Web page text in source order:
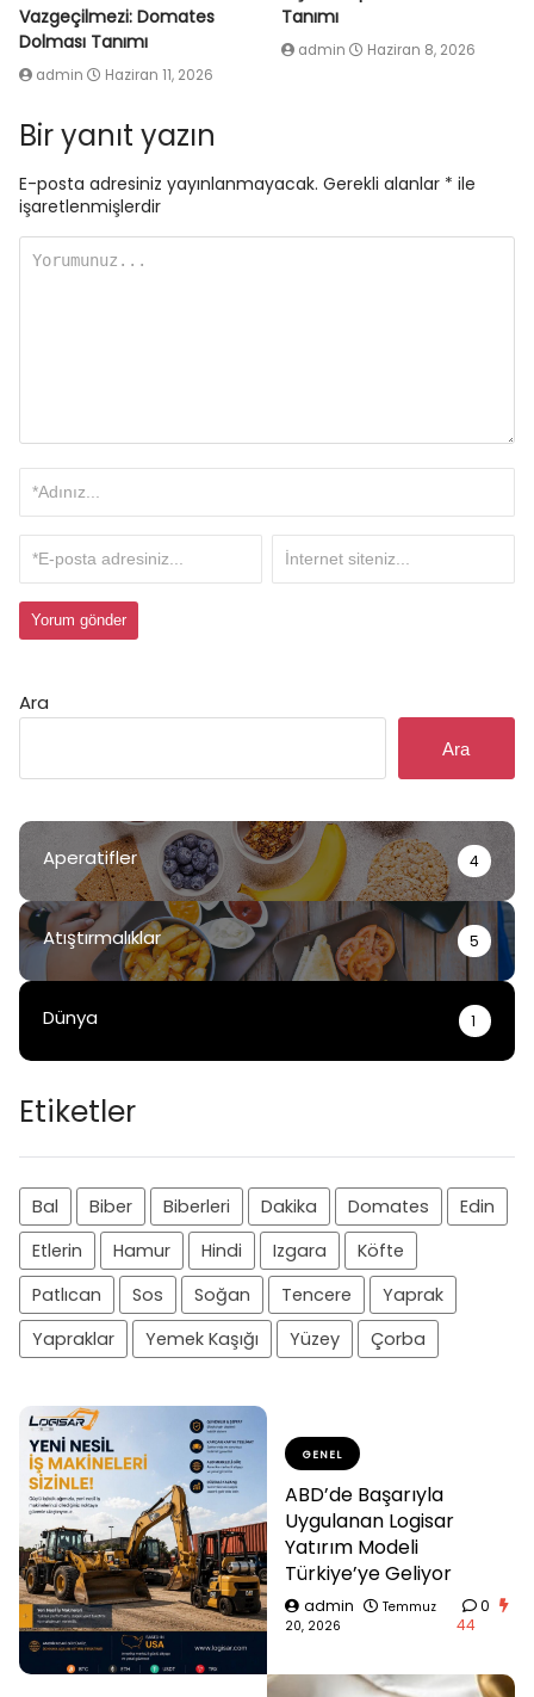
Vazgeçilmezi: Domates
Dolması Tanımı
admin Haziran 11, 2026
Tanımı
admin Haziran 8, 2026
Bir yanıt yazın
E-posta adresiniz yayınlanmayacak. Gerekli alanlar * ile
işaretlenmişlerdir
Ara
Ara
Aperatifler 4
Atıştırmalıklar 5
Dünya 1
Etiketler
Bal Biber Biberleri Dakika Domates
Edin
Etlerin
Hamur Hindi Izgara
Köfte
Patlıcan
Sos Soğan Tencere
Yaprak
Yapraklar
Yemek Kaşığı Yüzey Çorba
GENEL
ABD’de Başarıyla
Uygulanan Logisar
Yatırım Modeli
Türkiye’ye Geliyor
admin
Temmuz
20, 2026
0
44